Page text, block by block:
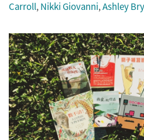
Carroll, Nikki Giovanni,Ashley